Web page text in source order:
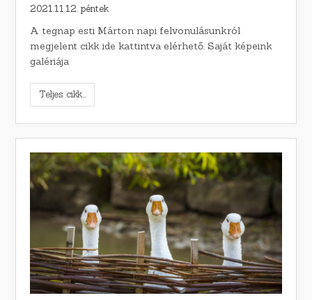
2021.11.12. péntek
A tegnap esti Márton napi felvonulásunkról
megjelent cikk ide kattintva elérhető. Saját képeink
galériája
Teljes cikk...